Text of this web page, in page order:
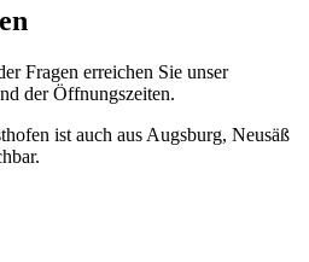
Fragen erreichen Sie unser
der Öffnungszeiten.
ist auch aus Augsburg, Neusäß